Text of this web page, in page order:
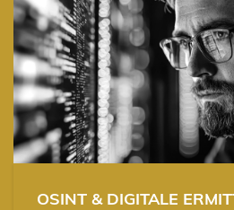
OSINT & DIGITALE